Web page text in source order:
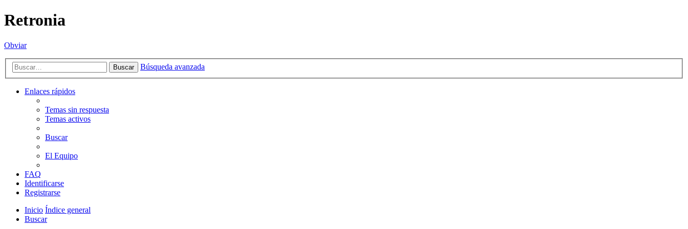
Retronia
Obviar
Buscar Búsqueda avanzada
Enlaces rápidos
Temas sin respuesta
Temas activos
Buscar
El Equipo
FAQ
Identificarse
Registrarse
Inicio Índice general
Buscar